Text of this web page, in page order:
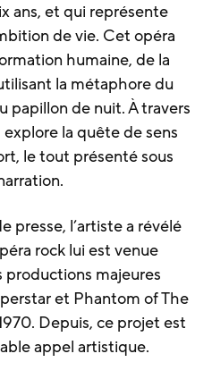
ans, et qui représente
de vie. Cet opéra
humaine, de la
la métaphore du
papillon de nuit. À travers
la quête de sens
le tout présenté sous
presse, l’artiste a révélé
rock lui est venue
productions majeures
et Phantom of The
Depuis, ce projet est
appel artistique.